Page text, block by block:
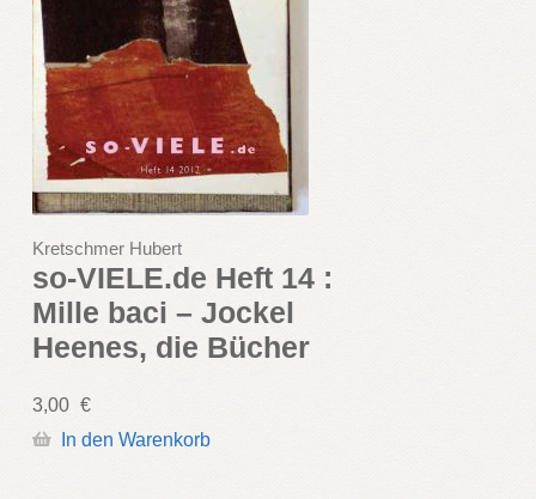
Kretschmer Hubert
so-VIELE.de Heft 14 :
Mille baci – Jockel
Heenes, die Bücher
3,00 €
In den Warenkorb